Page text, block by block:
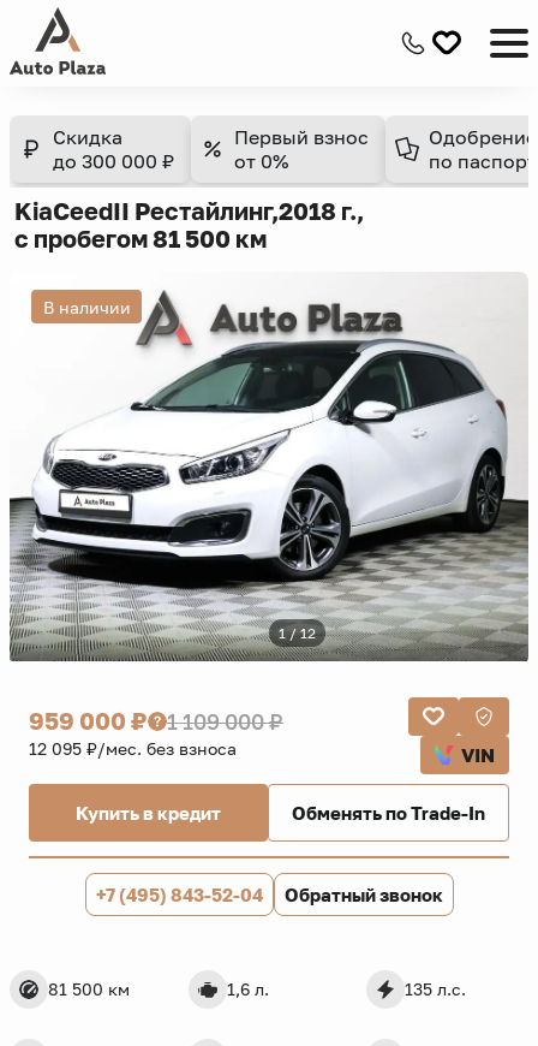
Скидка
до 300 000 ₽
Первый взнос
от 0%
Одобрение
по
KiaCeedII Рестайлинг,2018 г.,
с пробегом 81 500 км
В наличии
1 / 12
81 500 км 1,6 л. 135 л.с.
959 000 ₽ 1 109 000 ₽
12 095 ₽/мес. без взноса VIN
Купить в кредит Обменять по Trade-In
+7 (495) 843-52-04 Обратный звонок